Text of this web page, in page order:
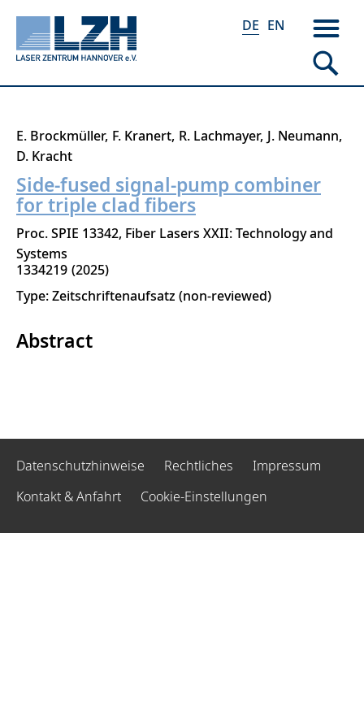
Direkt
zum
Inhalt
DE EN
E. Brockmüller F. Kranert R. Lachmayer J. Neumann
D. Kracht
Side-fused signal-pump combiner
for triple clad fibers
Proc. SPIE 13342, Fiber Lasers XXII: Technology and
Systems
1334219 2025
Type: Zeitschriftenaufsatz (non-reviewed)
Abstract
Datenschutzhinweise Rechtliches
Impressum
Kontakt & Anfahrt
Cookie-Einstellungen